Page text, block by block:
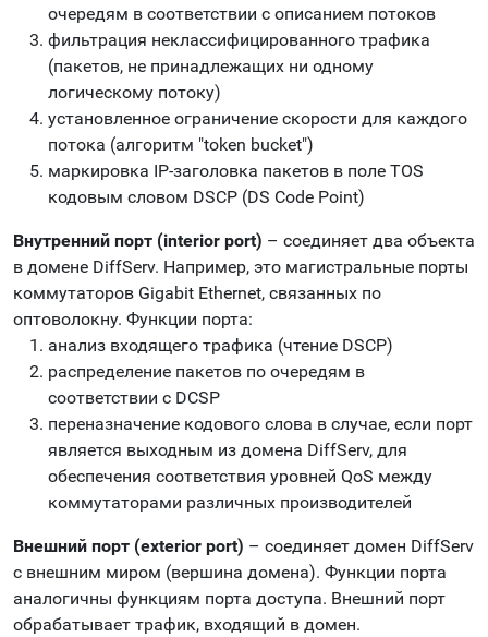
очередям в соответствии с описанием потоков
фильтрация неклассифицированного трафика
(пакетов, не принадлежащих ни одному
логическому потоку)
установленное ограничение скорости для каждого
потока (алгоритм "token bucket")
маркировка IP-заголовка пакетов в поле TOS
кодовым словом DSCP (DS Code Point)
Внутренний порт (interior port) – соединяет два объекта
в домене DiffServ. Например, это магистральные порты
коммутаторов Gigabit Ethernet, связанных по
оптоволокну. Функции порта:
анализ входящего трафика (чтение DSCP)
распределение пакетов по очередям в
соответствии с DCSP
переназначение кодового слова в случае, если порт
является выходным из домена DiffServ, для
обеспечения соответствия уровней QoS между
коммутаторами различных производителей
Внешний порт (exterior port) – соединяет домен DiffServ
с внешним миром (вершина домена). Функции порта
аналогичны функциям порта доступа. Внешний порт
обрабатывает трафик, входящий в домен.